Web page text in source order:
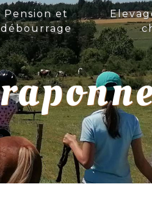
Pension et
débourrage